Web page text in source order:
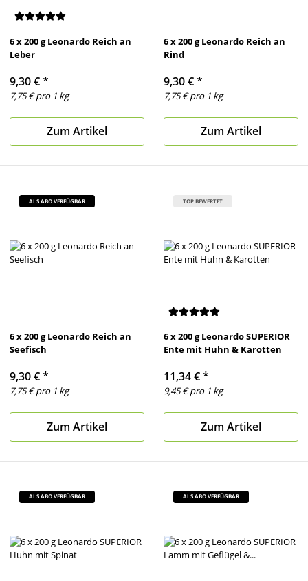
6 x 200 g Leonardo Reich an
Leber
9,30 €*
7,75 € pro 1 kg
Zum Artikel
6 x 200 g Leonardo Reich an
Rind
9,30 €*
7,75 € pro 1 kg
Zum Artikel
ALS ABO VERFÜGBAR
6 x 200 g Leonardo Reich an
Seefisch
9,30 €*
7,75 € pro 1 kg
Zum Artikel
TOP BEWERTET
6 x 200 g Leonardo SUPERIOR
Ente mit Huhn & Karotten
11,34 €*
9,45 € pro 1 kg
Zum Artikel
ALS ABO VERFÜGBAR ALS ABO VERFÜGBAR